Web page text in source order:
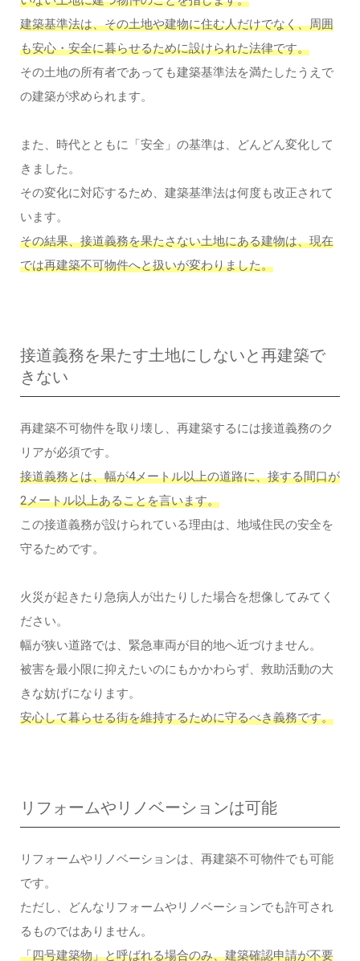
建築基準法は、その土地や建物に住む人だけでなく、周囲
も安心・安全に暮らせるために設けられた法律です。
その土地の所有者であっても建築基準法を満たしたうえで
の建築が求められます。
また、時代とともに「安全」の基準は、どんどん変化して
きました。
その変化に対応するため、建築基準法は何度も改正されて
います。
その結果、接道義務を果たさない土地にある建物は、現在
では再建築不可物件へと扱いが変わりました。
接道義務を果たす土地にしないと再建築で
きない
再建築不可物件を取り壊し、再建築するには接道義務のク
リアが必須です。
接道義務とは、幅が4メートル以上の道路に、接する間口が
2メートル以上あることを言います。
この接道義務が設けられている理由は、地域住民の安全を
守るためです。
火災が起きたり急病人が出たりした場合を想像してみてく
ださい。
幅が狭い道路では、緊急車両が目的地へ近づけません。
被害を最小限に抑えたいのにもかかわらず、救助活動の大
きな妨げになります。
安心して暮らせる街を維持するために守るべき義務です。
リフォームやリノベーションは可能
リフォームやリノベーションは、再建築不可物件でも可能
です。
ただし、どんなリフォームやリノベーションでも許可され
るものではありません。
「四号建築物」と呼ばれる場合のみ、建築確認申請が不要